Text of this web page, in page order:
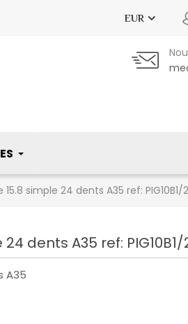
EUR
simple 24 dents A35 ref: PIG10B1/
dents A35 ref: PIG10B1/
A35